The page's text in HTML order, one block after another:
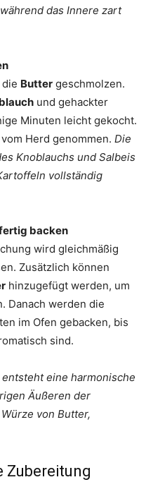
das Innere zart
Butter geschmolzen.
und gehackter
Minuten leicht gekocht.
Herd genommen. Die
Knoblauchs und Salbeis
vollständig
backen
wird gleichmäßig
Zusätzlich können
hinzugefügt werden, um
Danach werden die
im Ofen gebacken, bis
sind.
eine harmonische
Äußeren der
von Butter,
Zubereitung